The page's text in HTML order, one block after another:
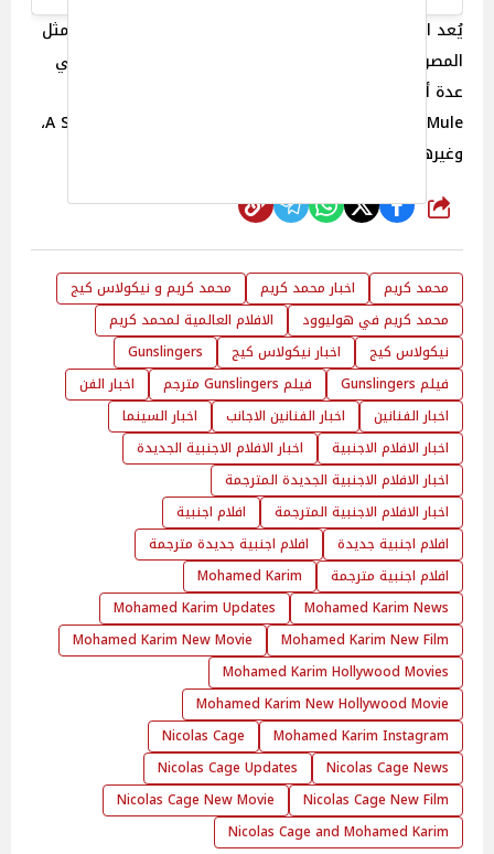
يُعد الفيلم الجديد Gunslingers هو الفيلم السادس للممثل
المصري محمد كريم في هوليوود بعد أن شارك من قبل في
Sinners and a Mule و A Day to Die و A Score to Settle،
وغيرهم.
شارك
محمد كريم اخبار محمد كريم
محمد كريم و نيكولاس كيج
محمد كريم في هوليوود
الافلام العالمية لمحمد كريم
نيكولاس كيج
اخبار نيكولاس كيج
Gunslingers
فيلم Gunslingers
فيلم Gunslingers مترجم
اخبار الفن
اخبار الفنانين
اخبار الفنانين الاجانب
اخبار السينما
اخبار الافلام الاجنبية
اخبار الافلام الاجنبية الجديدة
اخبار الافلام الاجنبية الجديدة المترجمة
اخبار الافلام الاجنبية المترجمة
افلام اجنبية
افلام اجنبية جديدة
افلام اجنبية جديدة مترجمة
افلام اجنبية مترجمة
Mohamed Karim
Mohamed Karim News
Mohamed Karim Updates
Mohamed Karim New Film
Mohamed Karim New Movie
Mohamed Karim Hollywood Movies
Mohamed Karim New Hollywood Movie
Mohamed Karim Instagram
Nicolas Cage
Nicolas Cage News
Nicolas Cage Updates
Nicolas Cage New Film
Nicolas Cage New Movie
Nicolas Cage and Mohamed Karim